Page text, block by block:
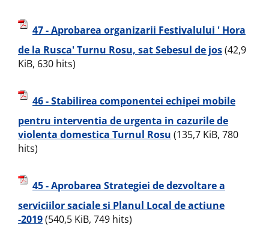
47 - Aprobarea organizarii Festivalului ' Hora
de la Rusca' Turnu Rosu, sat Sebesul de jos(42,9
KiB, 630 hits)
46 - Stabilirea componentei echipei mobile
pentru interventia de urgenta in cazurile de
violenta domestica Turnul Rosu (135,7 KiB, 780
hits)
45 - Aprobarea Strategiei de dezvoltare a
serviciilor saciale si Planul Local de actiune
-2019(540,5 KiB, 749 hits)